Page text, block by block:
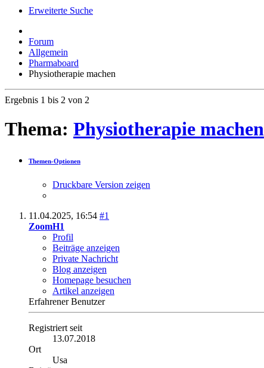
Erweiterte Suche
Forum
Allgemein
Pharmaboard
Physiotherapie machen
Ergebnis 1 bis 2 von 2
Thema: Physiotherapie machen
Themen-Optionen
Druckbare Version zeigen
11.04.2025, 16:54 #1
ZoomH1
Profil
Beiträge anzeigen
Private Nachricht
Blog anzeigen
Homepage besuchen
Artikel anzeigen
Erfahrener Benutzer
Registriert seit
13.07.2018
Ort
Usa